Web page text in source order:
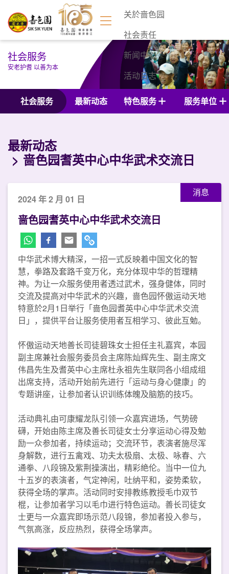
关於啬色园
社会责任
新闻中心
活动日志
联络我们
社会服务
安老护耆 以善为本
社会服务 最新动态 特色服务 服务单位
最新动态
啬色园耆英中心中华武术交流日
消息
2024 年 2 月 01 日
啬色园耆英中心中华武术交流日
中华武术博大精深，一招一式反映着中国文化的智
慧，拳路及套路千变万化，充分体现中华的哲理精
神。为让一众服务使用者透过武术，强身健体，同时
交流及提高对中华武术的兴趣，啬色园怀傲运动天地
特意於2月1日举行「啬色园耆英中心中华武术交流
日」，提供平台让服务使用者互相学习、彼此互勉。
怀傲运动天地善长司徒碧珠女士担任主礼嘉宾，本园
副主席兼社会服务委员会主席陈灿辉先生、副主席文
伟昌先生及耆英中心主席杜永祖先生联同各小组成组
出席支持，活动开始前先进行「运动与身心健康」的
专题讲座，让参加者认识训练体魄及脑筋的技巧。
活动典礼由可康耀龙队引领一众嘉宾进场，气势磅
礴，开始由陈主席及善长司徒女士分享运动心得及勉
励一众参加者，持续运动；交流环节，表演者施尽浑
身解数，进行五禽戏、功夫太极扇、太极、咏春、六
通拳、八段锦及紫荆操演出，精彩絶伦。当中一位九
十五岁的表演者，气定神闲，吐纳平和，姿势柔软，
获得全场的掌声。活动同时安排教练教授毛巾双节
棍，让参加者学习以毛巾进行特色运动。善长司徒女
士更与一众嘉宾即场示范八段锦，参加者投入参与，
气氛高涨，反应热烈，获得全场掌声。